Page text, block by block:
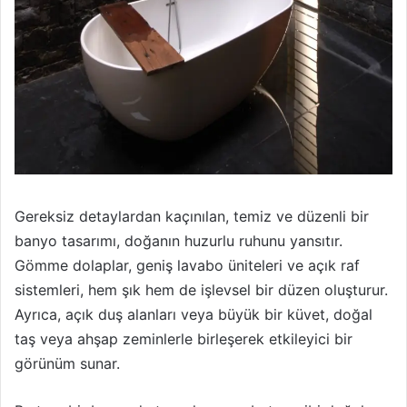
Gereksiz detaylardan kaçınılan, temiz ve düzenli bir
banyo tasarımı, doğanın huzurlu ruhunu yansıtır.
Gömme dolaplar, geniş lavabo üniteleri ve açık raf
sistemleri, hem şık hem de işlevsel bir düzen oluşturur.
Ayrıca, açık duş alanları veya büyük bir küvet, doğal
taş veya ahşap zeminlerle birleşerek etkileyici bir
görünüm sunar.